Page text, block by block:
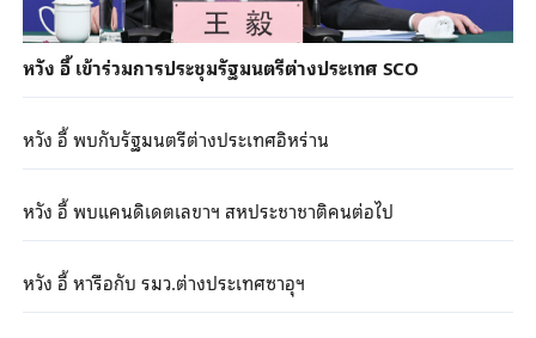
หวัง อี้ เข้าร่วมการประชุมรัฐมนตรีต่างประเทศ SCO
หวัง อี้ พบกับรัฐมนตรีต่างประเทศอิหร่าน
หวัง อี้ พบแคนดิเดตเลขาฯ สหประชาชาติคนต่อไป
หวัง อี้ หารือกับ รมว.ต่างประเทศซาอุฯ